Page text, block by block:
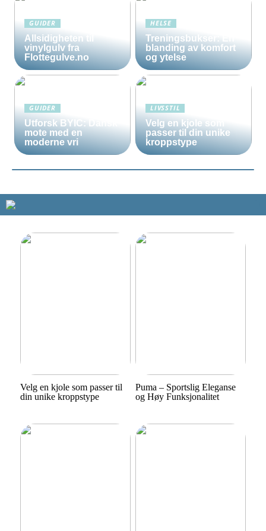
GUIDER
Allsidigheten til
vinylgulv fra
Flottegulve.no
HELSE
Treningsbukser: En
blanding av komfort
og ytelse
GUIDER
Utforsk BYIC: Dansk
mote med en
moderne vri
LIVSSTIL
Velg en kjole som
passer til din unike
kroppstype
Velg en kjole som passer til
din unike kroppstype
Puma – Sportslig Eleganse
og Høy Funksjonalitet